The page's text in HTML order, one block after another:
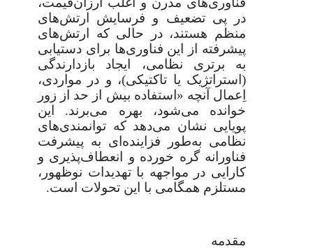
در پی تضعیف و فرسایش ارتش‌های
منظم هستند، در حالی که ارتش‌های
پیشرفته از این فناوری‌ها برای دستیابی
به برتری نظامی، ایجاد بازدارندگی
(استراتژیک یا تاکتیکی)، و در مواردی،
اِعمال آنچه «استفاده بیش از حد از زور
خوانده می‌شود، بهره می‌برند. این
پویایی نشان می‌دهد که توانمندی‌های
نظامی به‌طور فزاینده‌ای به پیشرفت
فناورانه گره خورده و انعطاف‌پذیری و
کارایی در مواجهه با تهدیدات نوظهور،
مستلزم همگامی با این تحولات است.
مقدمه